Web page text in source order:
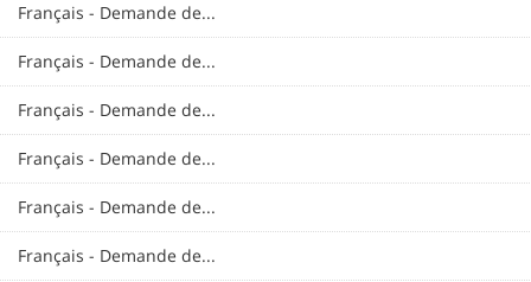
Français - Demande de...
Français - Demande de...
Français - Demande de...
Français - Demande de...
Français - Demande de...
Français - Demande de...